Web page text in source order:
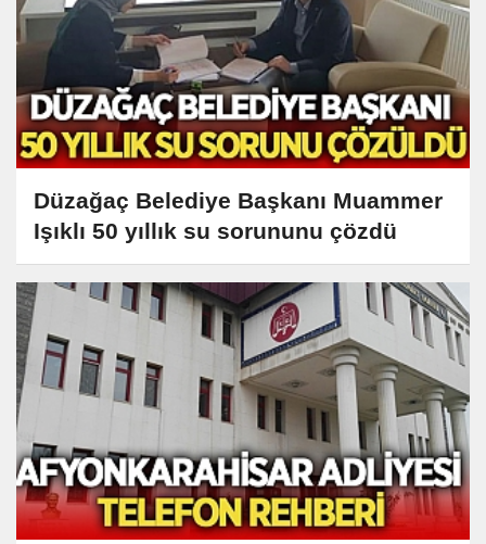
Düzağaç Belediye Başkanı Muammer
Işıklı 50 yıllık su sorununu çözdü